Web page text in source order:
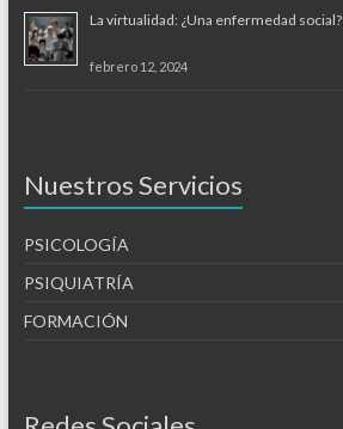
La virtualidad: ¿Una enfermedad social?
febrero 12, 2024
Nuestros Servicios
PSICOLOGÍA
PSIQUIATRÍA
FORMACIÓN